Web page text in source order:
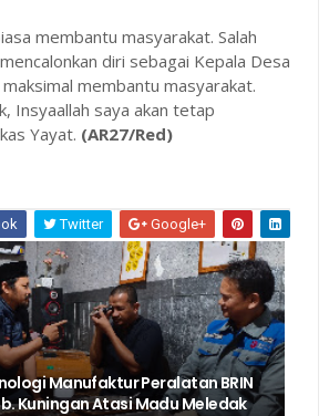
membantu masyarakat. Salah
diri sebagai Kepala Desa
membantu masyarakat.
Insyaallah saya akan tetap
Yayat. (AR27/Red)
Twitter Google+
Manufaktur Peralatan BRIN
Kuningan Atasi Madu Meledak